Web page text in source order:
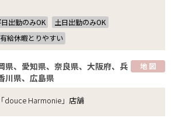
出勤のみOK
土日出勤のみOK
有給休暇とりやすい
県、愛知県、奈良県、大阪府、兵
川県、広島県
地 図
douce Harmonie」店舗